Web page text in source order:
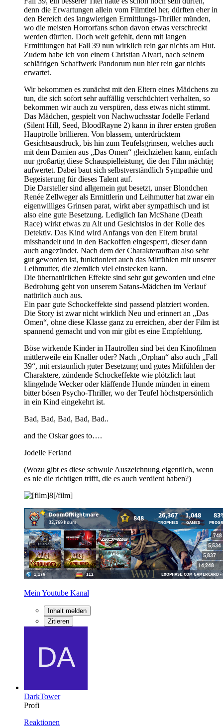
denn die Erwartungen allein vom Filmtitel her, dürften eher in
den Bereich des langwierigen Ermittlungs-Thriller münden,
wo die meisten Horrorfans schon davon etwas verschreckt
werden dürften. Doch weit gefehlt, denn mit langen
Ermittlungen hat Fall 39 nun wirklich rein gar nichts am Hut.
Zudem habe ich von einem Christian Alvart, nach seinem
schläfrigen Schaffwerk Pandorum nun hier rein gar nichts
erwartet.
Wir bekommen es zunächst mit den Eltern eines Mädchens zu
tun, die sich sofort sehr auffällig verschüchtert verhalten, so
bekommen wir auch zu verspüren, dass etwas nicht stimmt.
Das Mädchen, gespielt von Nachwuchsstar Jodelle Ferland
(Silent Hill, Seed, BloodRayne 2) kann in ihrer ersten großen
Hauptrolle brillieren. Von blassem, unterdrücktem
Gesichtsausdruck, bis hin zum Teufelsgrinsen, welches auch
mit dem Damien aus „Das Omen“ gleichziehen kann, einfach
nur großartig diese Schauspielleistung, die den Film mächtig
aufwertet. Dabei baut sich selbstverständlich Sympathie und
Begeisterung für dieses Talent auf.
Die Darsteller sind allgemein gut besetzt, unser Blondchen
Renée Zellweger als Ermittlerin und Leihmutter hat zwar ein
eigenwilliges Grinsen parat, wirkt aber sympathisch und ist
also eine gute Besetzung. Lediglich Ian McShane (Death
Race) wirkt etwas zu Alt und Gesichtslos in der Rolle des
Detektiv. Das Kind wird Anfangs von den Eltern brutal
misshandelt und in den Backoffen eingesperrt, dieser dann
auch angezündet. Nach dem der Charakteraufbau also sehr
gut geworden ist, funktioniert auch das Mitfühlen mit unserer
Leihmutter, die ziemlich viel einstecken kann.
Die übernatürlichen Effekte sind sehr gut geworden und eine
Bedrohung geht von unserem Satans-Mädchen im Verlauf
natürlich auch aus.
Ein paar gute Schockeffekte sind passend platziert worden.
Die Story ist zwar nicht wirklich Neu und erinnert an „Das
Omen“, ohne diese Klasse ganz zu erreichen, aber der Film ist
spannend gemacht und von mir gibt es eine Empfehlung.
Böse wirkende Kinder in Hautrollen sind bei den Kinofilmen
mittlerweile ein Knaller oder? Nach „Orphan“ also auch „Fall
39“, mit erstaunlich guter Besetzung und gutes Mitfühlen der
Charaktere, zündende Schockeffekte wie plötzlich laut
klingelnde Wecker oder kläffende Hunde münden in einem
bitter bösen Psycho-Thriller, wo der Teufel höchstpersönlich
in ein Kind eingekehrt ist.
Bad, Bad, Bad, Bad, Bad..
and the Oskar goes to….
Jodelle Ferland
(Wozu gibt es diese schwule Auszeichnung eigentlich, wenn
es nie die richtigen trifft, die es auch verdient haben?)
Mein Youtube Kanal
Inhalt melden
Zitieren
DarkTower
Profi
Reaktionen